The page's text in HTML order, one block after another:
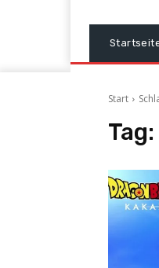
Start
Tag: